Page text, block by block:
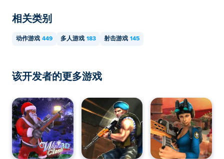
相关类别
动作游戏 449 多人游戏 183 射击游戏 145
该开发者的更多游戏